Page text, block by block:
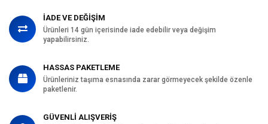
İADE VE DEĞİŞİM
Ürünleri 14 gün içerisinde iade edebilir veya değişim
yapabilirsiniz.
HASSAS PAKETLEME
Ürünleriniz taşıma esnasında zarar görmeyecek şekilde özenle
paketlenir.
GÜVENLİ ALIŞVERİŞ